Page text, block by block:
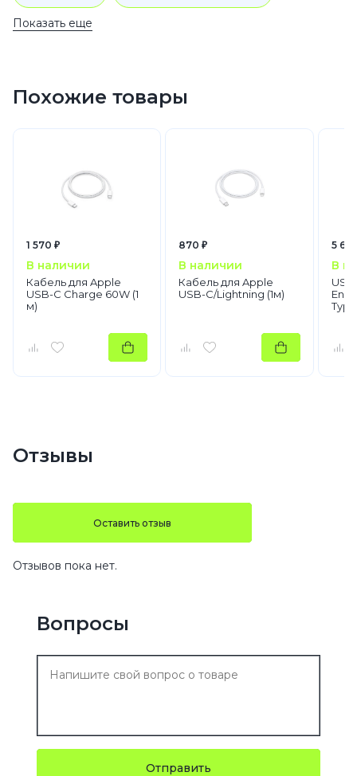
Показать еще
Похожие товары
1 570 ₽
В наличии
Кабель для Apple
USB-C Charge 60W (1
м)
870 ₽
В наличии
Кабель для Apple
USB-C/Lightning (1м)
5
В
Отзывы
Оставить отзыв
Отзывов пока нет.
Вопросы
Отправить